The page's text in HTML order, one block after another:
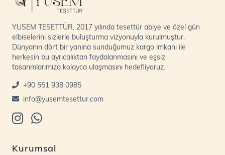
YUSEM TESETTÜR, 2017 yılında tesettür abiye ve özel gün
elbiselerini sizlerle buluşturma vizyonuyla kurulmuştur.
Dünyanın dört bir yanına sunduğumuz kargo imkanı ile
herkesin bu ayrıcalıktan faydalanmasını ve eşsiz
tasarımlarımıza kolayca ulaşmasını hedefliyoruz.
+90 551 938 0985
info@yusemtesettur.com
Kurumsal